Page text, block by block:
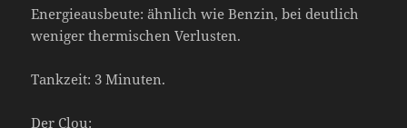
Energieausbeute: ähnlich wie Benzin, bei deutlich
weniger thermischen Verlusten.
Tankzeit: 3 Minuten.
Der Clou: